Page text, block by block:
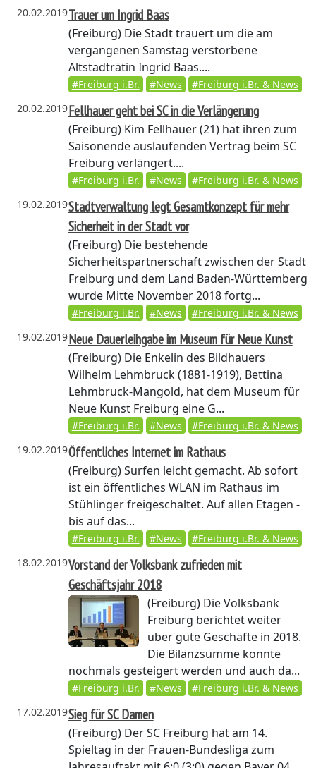
20.02.2019Trauer um Ingrid Baas
(Freiburg)Die Stadt trauert um die am
vergangenen Samstag verstorbene
Altstadträtin Ingrid Baas....
#Freiburg i.Br. #News
#Freiburg i.Br. & News
20.02.2019Fellhauer geht bei SC in die Verlängerung
(Freiburg)Kim Fellhauer (21) hat ihren zum
Saisonende auslaufenden Vertrag beim SC
Freiburg verlängert....
#Freiburg i.Br. #News
#Freiburg i.Br. & News
19.02.2019Stadtverwaltung legt Gesamtkonzept für mehr
Sicherheit in der Stadt vor
(Freiburg)Die bestehende
Sicherheitspartnerschaft zwischen der Stadt
Freiburg und dem Land Baden-Württemberg
wurde Mitte November 2018 fortg...
#Freiburg i.Br. #News
#Freiburg i.Br. & News
19.02.2019Neue Dauerleihgabe im Museum für Neue Kunst
(Freiburg)Die Enkelin des Bildhauers
Wilhelm Lehmbruck (1881-1919), Bettina
Lehmbruck-Mangold, hat dem Museum für
Neue Kunst Freiburg eine G...
#Freiburg i.Br. #News
#Freiburg i.Br. & News
19.02.2019Öffentliches Internet im Rathaus
(Freiburg)Surfen leicht gemacht. Ab sofort
ist ein öffentliches WLAN im Rathaus im
Stühlinger freigeschaltet. Auf allen Etagen -
bis auf das...
#Freiburg i.Br. #News
#Freiburg i.Br. & News
18.02.2019Vorstand der Volksbank zufrieden mit
Geschäftsjahr 2018
(Freiburg)Die Volksbank
Freiburg berichtet weiter
über gute Geschäfte in 2018.
Die Bilanzsumme konnte
nochmals gesteigert werden und auch da...
#Freiburg i.Br. #News
#Freiburg i.Br. & News
17.02.2019Sieg für SC Damen
(Freiburg)Der SC Freiburg hat am 14.
Spieltag in der Frauen-Bundesliga zum